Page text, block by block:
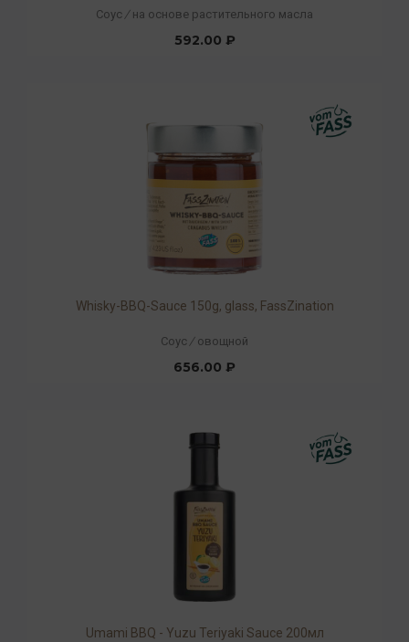
Соус / на основе растительного масла
592.00 ₽
Whisky-BBQ-Sauce 150g, glass, FassZination
Соус / овощной
656.00 ₽
Umami BBQ - Yuzu Teriyaki Sauce 200мл